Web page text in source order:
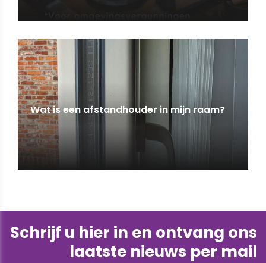
Wat is een afstandhouder in mijn raam?
Schrijf u hier in en ontvang ons
laatste nieuws per mail